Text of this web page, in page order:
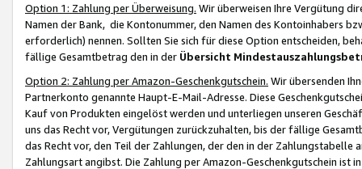
Option 1: Zahlung per Überweisung. Wir überweisen Ihre Vergütung
Namen der Bank, die Kontonummer, den Namen des Kontoinhabers
erforderlich) nennen. Sollten Sie sich für diese Option entscheiden,
fällige Gesamtbetrag den in der Übersicht
Option 2: Zahlung per Amazon-Geschenkgutschein. Wir übersenden
Partnerkonto genannte Haupt-E-Mail-Adresse. Diese
Kauf von Produkten eingelöst werden und unterliegen unseren
uns das Recht vor, Vergütungen zurückzuhalten, bis der fällige
das Recht vor, den Teil der Zahlungen, der den in der
Zahlungsart angibst. Die Zahlung per Amazon-Geschenkgutschein ist